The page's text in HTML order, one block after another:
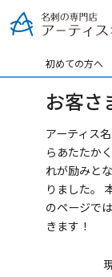
ロ
ル
文ー
ナ
ッ
へ
初めての方へ
お客さ
アーティス
らあたたか
れが励みと
りました。
のページで
きます！